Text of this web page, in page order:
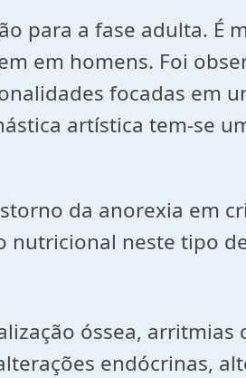
para a fase adulta. É
em homens. Foi
focadas em
artística tem-se
da anorexia em
nutricional neste tipo
óssea,
endócrinas,